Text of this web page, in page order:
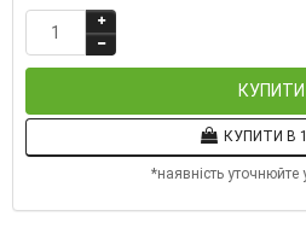
КУПИТИ
КУПИТИ В
*наявність